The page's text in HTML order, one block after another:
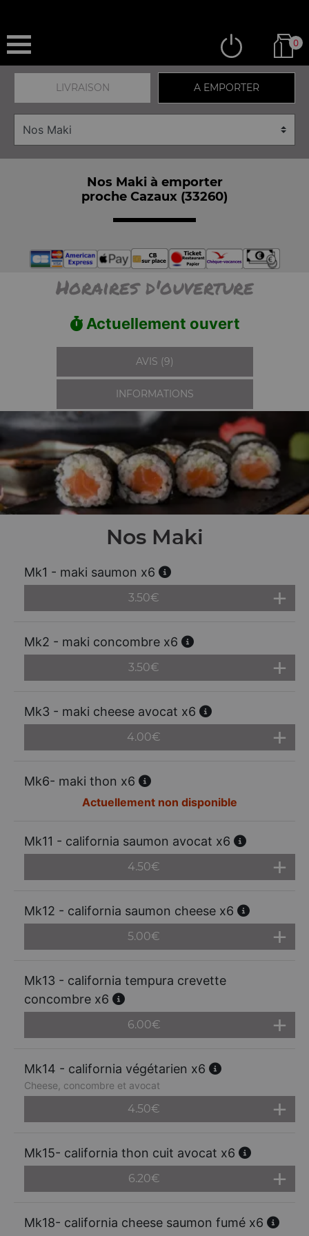
0
LIVRAISON A EMPORTER
Nos Maki à emporter
proche Cazaux (33260)
Horaires d'ouverture
Actuellement ouvert
AVIS (9)
INFORMATIONS
Nos Maki
Mk1 - maki saumon x6
3.50€
Mk2 - maki concombre x6
3.50€
Mk3 - maki cheese avocat x6
4.00€
Mk6- maki thon x6
Actuellement non disponible
Mk11 - california saumon avocat x6
4.50€
Mk12 - california saumon cheese x6
5.00€
Mk13 - california tempura crevette
concombre x6
6.00€
Mk14 - california végétarien x6
Cheese, concombre et avocat
4.50€
Mk15- california thon cuit avocat x6
6.20€
Mk18- california cheese saumon fumé x6